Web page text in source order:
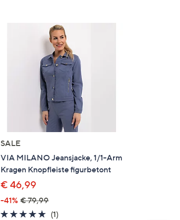
SALE
VIA MILANO Jeansjacke, 1/1-Arm
Kragen Knopfleiste figurbetont
€ 46,99
-41% € 79,99
5.0
(1)